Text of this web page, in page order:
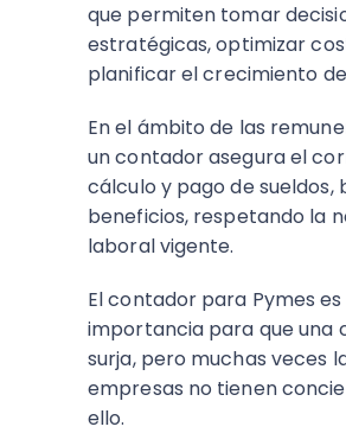
que permiten tomar
estratégicas, optimizar
planificar el crecimiento
En el ámbito de las
un contador asegura el
cálculo y pago de sueldos,
beneficios, respetando la
laboral vigente.
El contador para Pymes
importancia para que una
surja, pero muchas veces
empresas no tienen
ello.